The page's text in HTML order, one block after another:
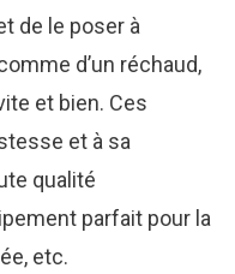
de le poser à
d’un réchaud,
et bien. Ces
et à sa
qualité
parfait pour la
etc.